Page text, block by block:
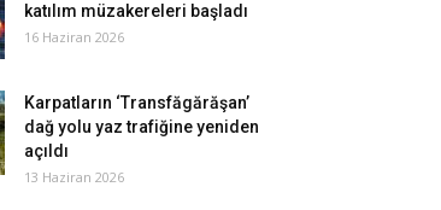
katılım müzakereleri başladı
16 Haziran 2026
Karpatların ‘Transfăgărăşan’
dağ yolu yaz trafiğine yeniden
açıldı
13 Haziran 2026